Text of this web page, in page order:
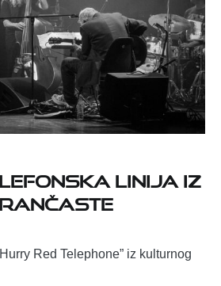
linija iz
Red Telephone” iz kulturnog